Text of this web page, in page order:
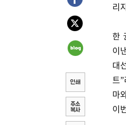
리
한
이
대
트
마
이